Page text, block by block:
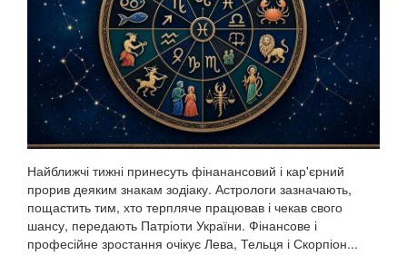
Найближчі тижні принесуть фінанансовий і кар'єрний
прорив деяким знакам зодіаку. Астрологи зазначають,
пощастить тим, хто терпляче працював і чекав свого
шансу, передають Патріоти України. Фінансове і
професійне зростання очікує Лева, Тельця і Скорпіон...